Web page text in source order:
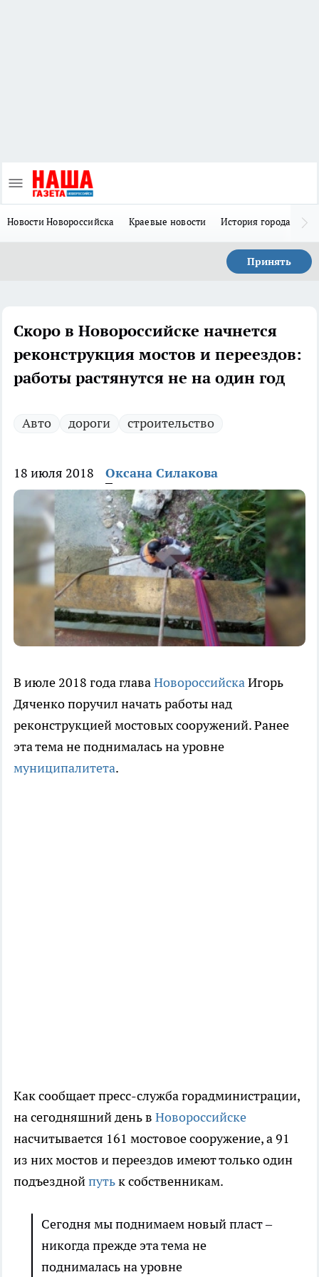
Новости Новороссийска Краевые новости История города Н
Принять
Скоро в Новороссийске начнется
реконструкция мостов и переездов:
работы растянутся не на один год
Авто дороги строительство
18 июля 2018 Оксана Силакова
В июле 2018 года главаНовороссийскаИгорь
Дяченко поручил начать работы над
реконструкцией мостовых сооружений. Ранее
эта тема не поднималась на уровне
муниципалитета.
Как сообщает пресс-служба горадминистрации,
на сегодняшний день в Новороссийске
насчитывается 161 мостовое сооружение, а 91
из них мостов и переездов имеют только один
подъезднойпутьк собственникам.
Сегодня мы поднимаем новый пласт –
никогда прежде эта тема не
поднималась на уровне